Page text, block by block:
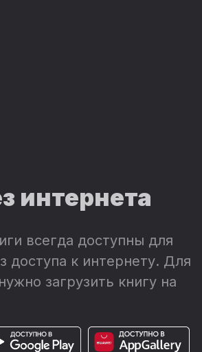
интернета
всегда доступны для
доступа к интернету. Для
загрузить книгу на